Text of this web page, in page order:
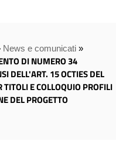
News e comunicati»
DI NUMERO 34
DELL'ART. 15 OCTIES DEL
E COLLOQUIO PROFILI
DEL PROGETTO